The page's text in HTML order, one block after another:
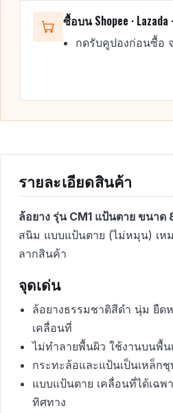
ซื้อบน Shopee · Lazada
กดรับคูปองก่อนซื้อ
รายละเอียดสินค้า
ล้อยาง รุ่น CM1 แป้นตาย ขนาด
สนิม แบบแป้นตาย (ไม่หมุน) เห
ลากสินค้า
จุดเด่น
ล้อยางธรรมชาติสีดำ นุ่ม ยืด
เคลื่อนที่
ไม่ทำลายพื้นผิว ใช้งานบนพื้น
กระทะล้อและแป้นเป็นเหล็
แบบแป้นตาย เคลื่อนที่ได้เฉพ
ทิศทาง